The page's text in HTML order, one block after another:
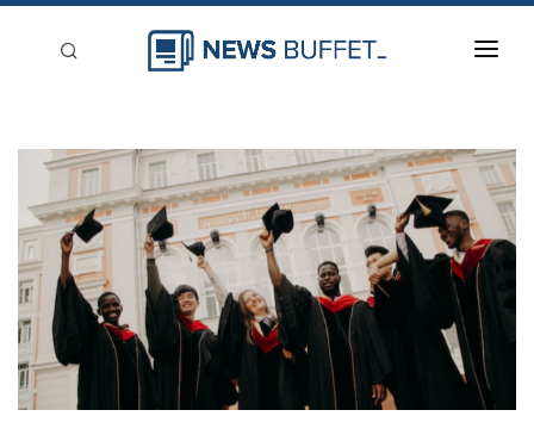
新聞稿分類
登入
刊登